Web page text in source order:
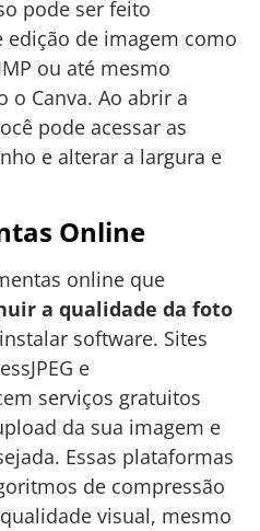
pode ser feito
de imagem como
ou até mesmo
o Canva. Ao abrir a
pode acessar as
e alterar a largura e
Online
online que
a qualidade da foto
software. Sites
e
serviços gratuitos
da sua imagem e
Essas plataformas
de compressão
visual, mesmo